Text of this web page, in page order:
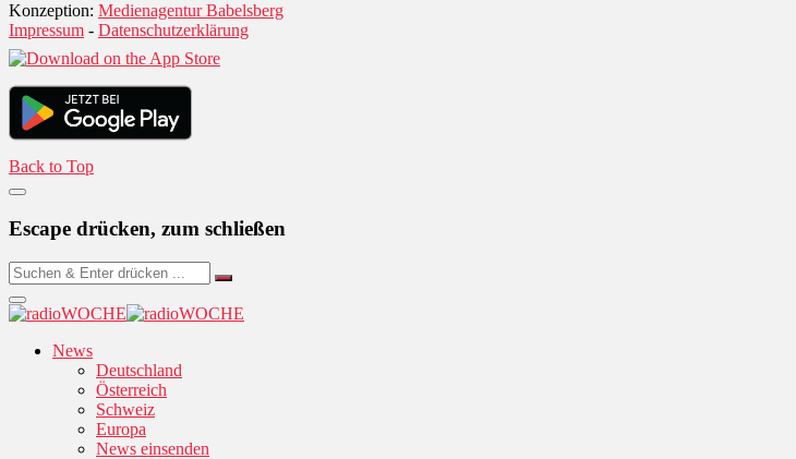
Konzeption: Medienagentur Babelsberg
Impressum - Datenschutzerklärung
Back to Top
Escape drücken, zum schließen
News
Deutschland
Österreich
Schweiz
Europa
News einsenden